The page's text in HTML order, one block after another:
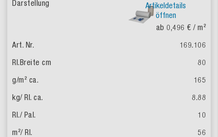
Artikeldetails
öffnen
ab 0,496 € / m²
169.106
80
165
8.88
10
56